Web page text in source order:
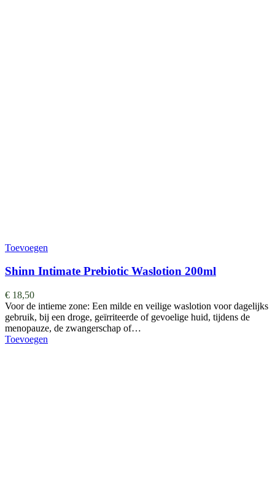
Toevoegen
Shinn Intimate Prebiotic Waslotion 200ml
€ 18,50
Voor de intieme zone: Een milde en veilige waslotion voor dagelijks
gebruik, bij een droge, geïrriteerde of gevoelige huid, tijdens de
menopauze, de zwangerschap of…
Toevoegen